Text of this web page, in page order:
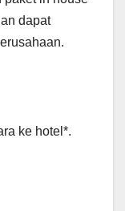
dapat
ke hotel*.